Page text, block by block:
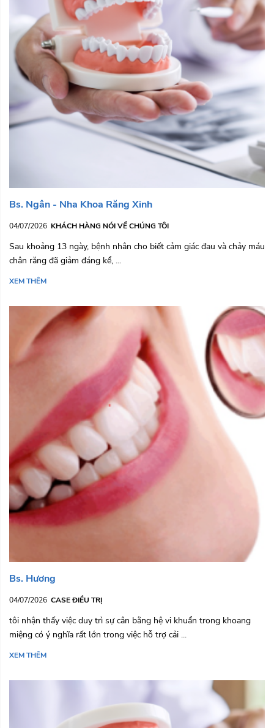
Bs. Ngân - Nha Khoa Răng Xinh
04/07/2026 KHÁCH HÀNG NÓI VỀ CHÚNG TÔI
Sau khoảng 13 ngày, bệnh nhân cho biết cảm giác đau và chảy máu
chân răng đã giảm đáng kể, ...
XEM THÊM
Bs. Hương
04/07/2026 CASE ĐIỀU TRỊ
tôi nhận thấy việc duy trì sự cân bằng hệ vi khuẩn trong khoang
miệng có ý nghĩa rất lớn trong việc hỗ trợ cải ...
XEM THÊM